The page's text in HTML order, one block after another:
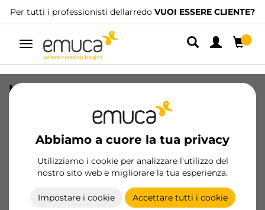
Per tutti i professionisti dellarredo VUOI ESSERE CLIENTE?
Navigazione
Abbiamo a cuore la tua privacy
Utilizziamo i cookie per analizzare l'utilizzo del
nostro sito web e migliorare la tua esperienza.
Impostare i cookie Accettare tutti i cookie
Maniglia per armadio Style 16,
lunghezza 2,7 m, Alluminio, Anodizzato
6053062/EAN 8432393133317
Prodotti essenziali
Diventa cliente